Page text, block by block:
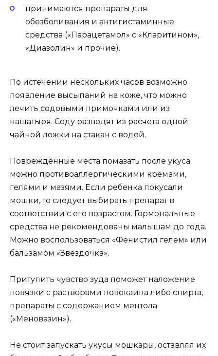
принимаются препараты для
обезболивания и антигистаминные
средства («Парацетамол» с «Кларитином»,
«Диазолин» и прочие).
По истечении нескольких часов возможно
появление высыпаний на коже, что можно
лечить содовыми примочками или из
нашатыря. Соду разводят из расчета одной
чайной ложки на стакан с водой.
Повреждённые места помазать после укуса
можно противоаллергическими кремами,
гелями и мазями. Если ребенка покусали
мошки, то следует выбирать препарат в
соответствии с его возрастом. Гормональные
средства не рекомендованы малышам до года.
Можно воспользоваться «Фенистил гелем» или
бальзамом «Звёздочка».
Притупить чувство зуда поможет наложение
повязки с растворами новокаина либо спирта,
препараты с содержанием ментола
(«Меновазин»).
Не стоит запускать укусы мошкары, оставляя их